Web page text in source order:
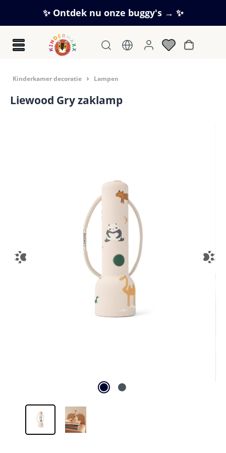
Ga naar de hoofdinhoud
✨ Ontdek nu onze buggy's → ✨
Kinderkamer decoratie Lampen
Liewood Gry zaklamp